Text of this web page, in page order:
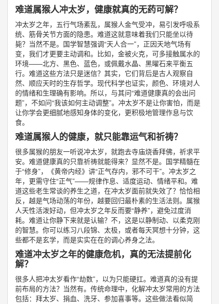
难道属猴人冲太岁，健康就真的无药可解？
冲太岁之年，五行气场紊乱，属猴人金气受冲，易引发呼吸系
统、筋骨关节方面的隐患。难道这就意味着我们只能坐以待
毙？当然不是。国学智慧强调“天人合一”，正因天地气场有
变，我们才更要主动调和。比如，金被火克，可多接触属水的
环境——北方、黑色、蓝色，或佩戴水晶、黑曜石来平衡五
行。难道这些方法只是迷信？其实，它们背后是古人观察自
然、顺应天时的生存哲学。现代科学也证实，颜色、环境对人
的情绪和生理确有影响。所以，与其问“难道健康真的会出问
题”，不如问“我该如何主动调整”。冲太岁不是让你害怕，而是
让你学会更细腻地感知身体的变化，更积极地管理作息与饮
食。
难道属猴人的健康，就只能靠运气和祈祷？
很多属猴的朋友一听说冲太岁，就跑去寺庙烧香拜佛，祈求平
安。难道健康真的只靠祈祷就能得来？显然不是。国学精髓在
于“修身”，《黄帝内经》讲“正气存内，邪不可干”。冲太岁之
年，更需守住“正气”——规律作息、适度运动、情绪平和。难
道这些老生常谈的养生之道，在冲太岁面前就失效了？恰恰相
反，越是气场动荡的年份，越要回归最朴素的生活法则。属猴
人天性活泼好动，但冲太岁之年反而要“静养”，避免过度消
耗。难道让你静下来就是认输？不，这是以静制动、以柔克刚
的智慧。你可以练习八段锦、太极，或者每天冥想十分钟，这
些都不是玄学，而是实实在在的调心养身之法。
难道冲太岁之年的健康危机，真的无法提前化
解？
很多人把冲太岁看作“劫数”，以为只能硬扛。难道真的没有提
前布局的方法？当然有。传统命理中，化解冲太岁常用的方法
包括：拜太岁、捐血、洗牙、参加喜事等。这些做法看似简